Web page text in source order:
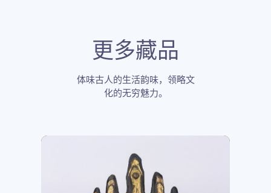
更多藏品
体味古人的生活韵味，领略文
化的无穷魅力。